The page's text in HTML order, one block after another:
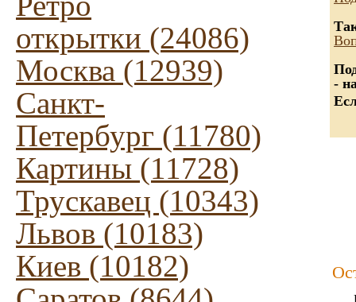
открытки (24086)
Москва (12939)
Санкт-
Петербург (11780)
Картины (11728)
Трускавец (10343)
Львов (10183)
Киев (10182)
-